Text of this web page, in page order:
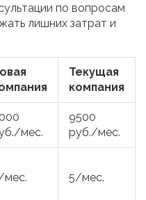
по вопросам
лишних затрат и
Текущая
компания
мес.
9500
руб./мес.
мес. 5/мес.